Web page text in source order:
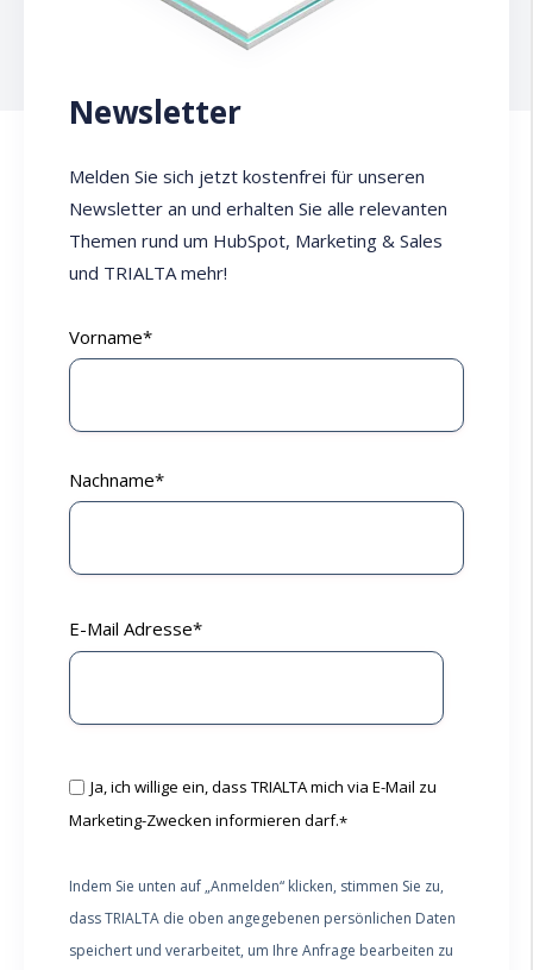
Newsletter
Melden Sie sich jetzt kostenfrei für unseren
Newsletter an und erhalten Sie alle relevanten
Themen rund um HubSpot, Marketing & Sales
und TRIALTA mehr!
Vorname*
Nachname*
E-Mail Adresse*
Ja, ich willige ein, dass TRIALTA mich via E-Mail zu
Marketing-Zwecken informieren darf.*
Indem Sie unten auf „Anmelden“ klicken, stimmen Sie zu,
dass TRIALTA die oben angegebenen persönlichen Daten
speichert und verarbeitet, um Ihre Anfrage bearbeiten zu